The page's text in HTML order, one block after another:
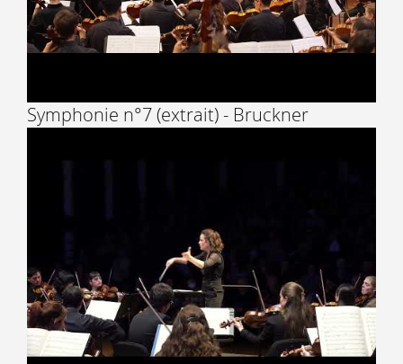
Symphonie n°7 (extrait) - Bruckner